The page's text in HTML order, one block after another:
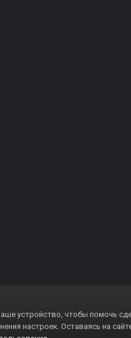
устройство, чтобы помочь
настроек. Оставаясь на